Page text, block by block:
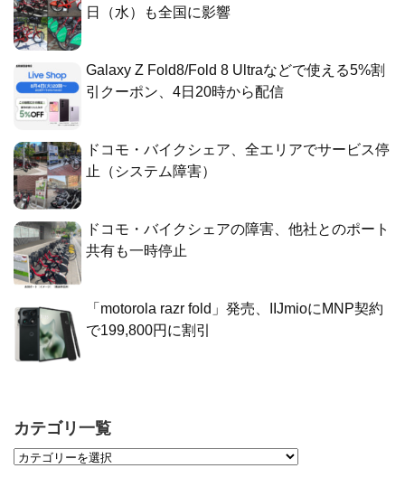
日（水）も全国に影響
Galaxy Z Fold8/Fold 8 Ultraなどで使える5%割
引クーポン、4日20時から配信
ドコモ・バイクシェア、全エリアでサービス停
止（システム障害）
ドコモ・バイクシェアの障害、他社とのポート
共有も一時停止
「motorola razr fold」発売、IIJmioにMNP契約
で199,800円に割引
カテゴリ一覧